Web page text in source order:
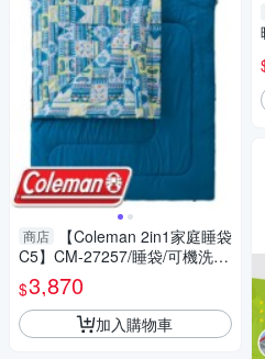
商店
【Coleman 2in1家庭睡袋
C5】CM-27257/睡袋/可機洗/
露營/睡墊/棉被
$3,870
加入購物車